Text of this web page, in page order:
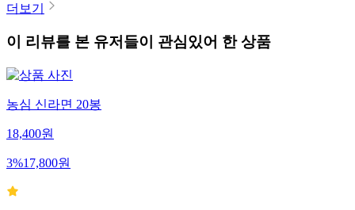
더보기
이 리뷰를 본 유저들이 관심있어 한 상품
농심 신라면 20봉
18,400원
3%17,800원